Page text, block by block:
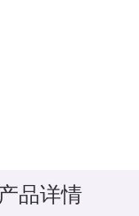
品详情